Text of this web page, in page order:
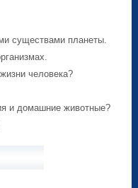
существами планеты.
человека?
и домашние животные?